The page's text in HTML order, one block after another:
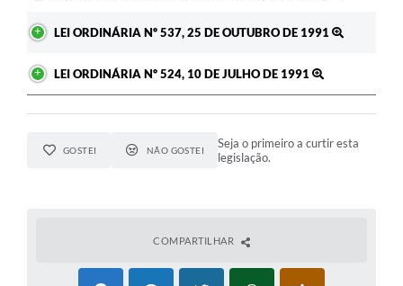
LEI ORDINÁRIA Nº 537, 25 DE OUTUBRO DE 1991
LEI ORDINÁRIA Nº 524, 10 DE JULHO DE 1991
GOSTEI NÃO GOSTEI
Seja o primeiro a curtir esta
legislação.
COMPARTILHAR